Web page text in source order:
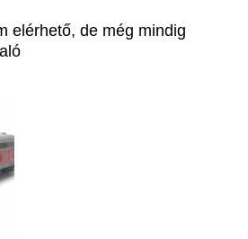
elérhető, de még mindig